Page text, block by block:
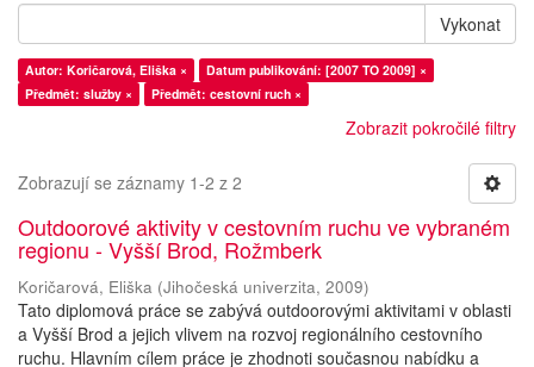
Vykonat
Autor: Koričarová, Eliška ×
Datum publikování: [2007 TO 2009] ×
Předmět: služby ×
Předmět: cestovní ruch ×
Zobrazit pokročilé filtry
Zobrazují se záznamy 1-2 z 2
Outdoorové aktivity v cestovním ruchu ve vybraném
regionu - Vyšší Brod, Rožmberk
Koričarová, Eliška (Jihočeská univerzita, 2009)
Tato diplomová práce se zabývá outdoorovými aktivitami v oblasti
a Vyšší Brod a jejich vlivem na rozvoj regionálního cestovního
ruchu. Hlavním cílem práce je zhodnoti současnou nabídku a